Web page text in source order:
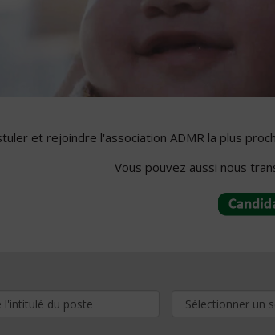
et rejoindre l'association ADMR la plus
Vous pouvez aussi nous